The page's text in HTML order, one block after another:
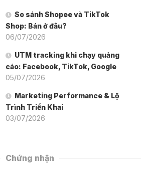
So sánh Shopee và TikTok
Shop: Bán ở đâu?
06/07/2026
UTM tracking khi chạy quảng
cáo: Facebook, TikTok, Google
05/07/2026
Marketing Performance & Lộ
Trình Triển Khai
03/07/2026
Chứng nhận